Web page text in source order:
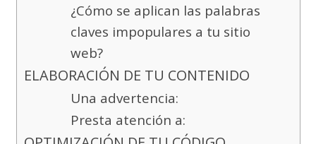
¿Cómo se aplican las palabras
claves impopulares a tu sitio
web?
ELABORACIÓN DE TU CONTENIDO
Una advertencia:
Presta atención a: